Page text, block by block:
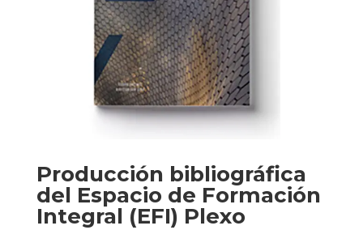
Producción bibliográfica
del Espacio de Formación
Integral (EFI) Plexo